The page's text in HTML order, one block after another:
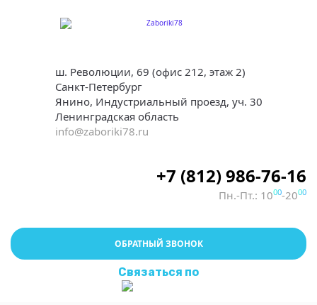
ш. Революции, 69 (офис 212, этаж 2)
Санкт-Петербург
Янино, Индустриальный проезд, уч. 30
Ленинградская область
info@zaboriki78.ru
+7 (812) 986-76-16
Пн.-Пт.: 1000-2000
ОБРАТНЫЙ ЗВОНОК
Связаться по